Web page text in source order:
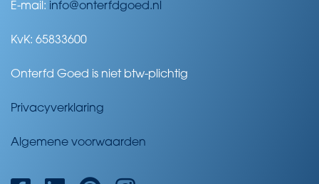
E-mail: info@onterfdgoed.nl
KvK: 65833600
Onterfd Goed is niet btw-plichtig
Privacyverklaring
Algemene voorwaarden